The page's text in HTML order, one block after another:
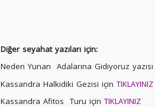
Diğer seyahat yazıları için:
Neden Yunan Adalarına Gidiyoruz yazısı
Kassandra Halkidiki Gezisi için TIKLAYINIZ
Kassandra Afitos Turu için TIKLAYINIZ